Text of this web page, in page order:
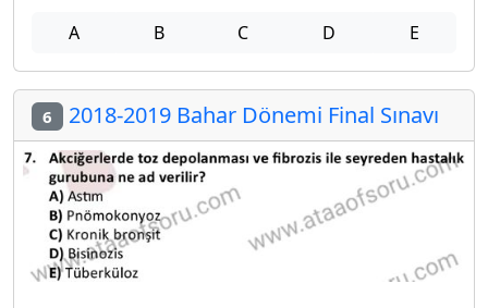
A B C D E
6 2018-2019 Bahar Dönemi Final Sınavı